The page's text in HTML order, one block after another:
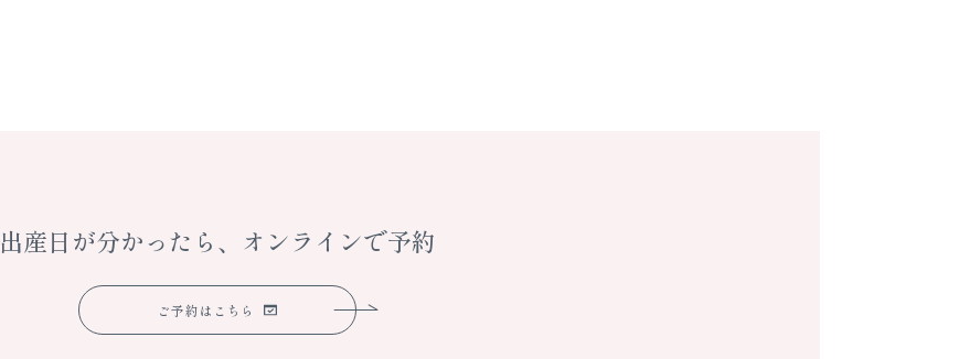
出産日が分かったら、 オンラインで予約
ご予約はこちら